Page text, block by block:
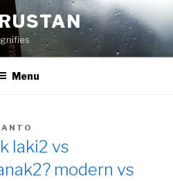
Menu
laki2 vs
modern vs